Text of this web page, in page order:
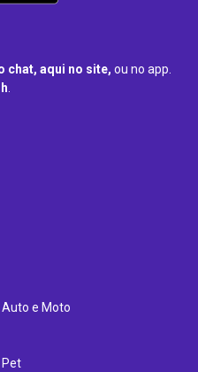
chat, aqui no site, ou no app.
.
e Moto
Pet